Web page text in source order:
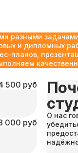
разными
и дипломных
планов,
500 руб
000 руб
О нас